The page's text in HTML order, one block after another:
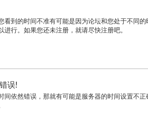
看到的时间不准有可能是因为论坛和您处于不同
行。如果您还未注册，就请尽快注册吧。
误!
间依然错误，那就有可能是服务器的时间设置不